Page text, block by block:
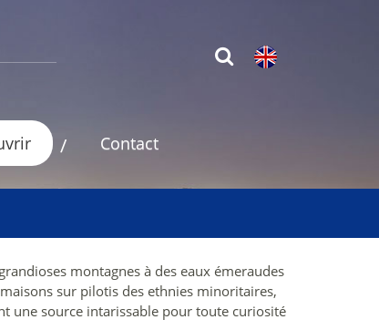
Contact
montagnes à des eaux émeraudes
sur pilotis des ethnies minoritaires,
une source intarissable pour toute curiosité